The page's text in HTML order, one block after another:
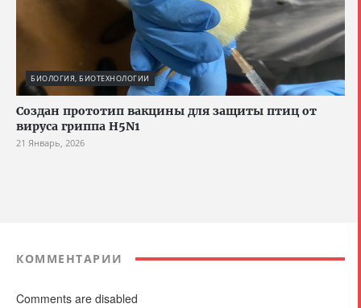
БИОЛОГИЯ, БИОТЕХНОЛОГИИ
Создан прототип вакцины для защиты птиц от
вируса гриппа H5N1
21 Январь, 2026
КОММЕНТАРИИ
Comments are disabled